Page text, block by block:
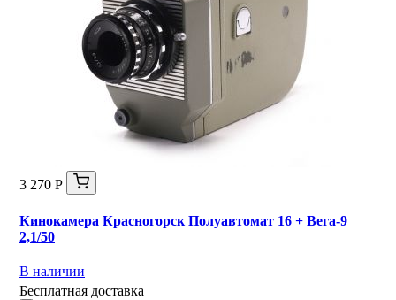
3 270 Р
Кинокамера Красногорск Полуавтомат 16 + Вега-9
2,1/50
В наличии
Бесплатная доставка